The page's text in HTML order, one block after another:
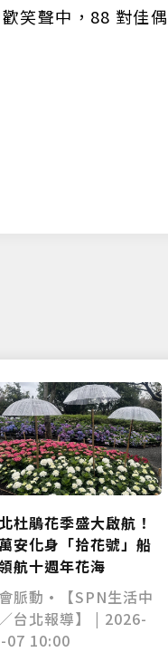
笑聲中，88 對佳
杜鵑花季盛大啟航！
安化身「拾花號」船
航十週年花海
脈動•【SPN生活中
台北報導】 | 2026-
07 10:00